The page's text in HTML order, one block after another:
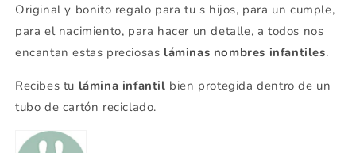
Original y bonito regalo para tu s hijos, para un cumple,
para el nacimiento, para hacer un detalle, a todos nos
encantan estas preciosas láminas nombres infantiles.
Recibes tu lámina infantil bien protegida dentro de un
tubo de cartón reciclado.